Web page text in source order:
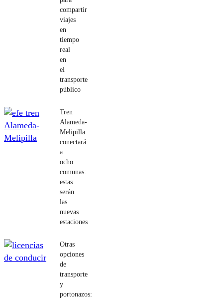
compartir
viajes
en
tiempo
real
en
el
transporte
público
Tren
Alameda-
Melipilla
conectará
a
ocho
comunas:
estas
serán
las
nuevas
estaciones
Otras
opciones
de
transporte
y
portonazos: